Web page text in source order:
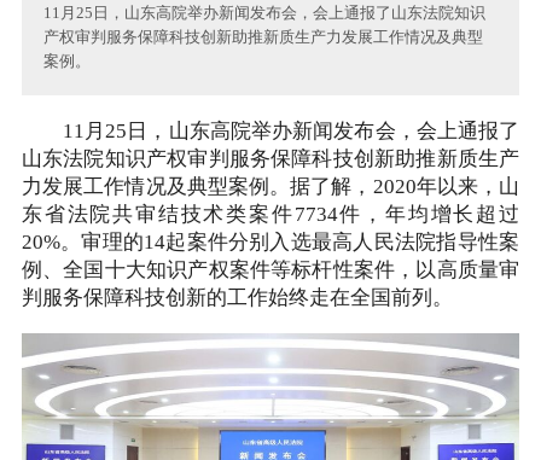
11月25日，山东高院举办新闻发布会，会上通报了山东法院知识
产权审判服务保障科技创新助推新质生产力发展工作情况及典型
案例。
11月25日，山东高院举办新闻发布会，会上通报了
山东法院知识产权审判服务保障科技创新助推新质生产
力发展工作情况及典型案例。据了解，2020年以来，山
东省法院共审结技术类案件7734件，年均增长超过
20%。审理的14起案件分别入选最高人民法院指导性案
例、全国十大知识产权案件等标杆性案件，以高质量审
判服务保障科技创新的工作始终走在全国前列。